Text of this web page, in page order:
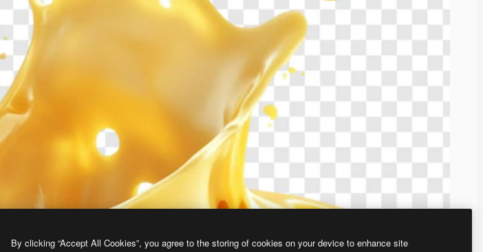
By clicking “Accept All Cookies”, you agree to the storing of cookies on your device to enhance site